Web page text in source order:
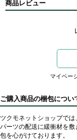
商品レビュー
マイペー
ご購入商品の梱包につい
ツクモネットショップで
パーツの配送に緩衝材を
包を心がけております。